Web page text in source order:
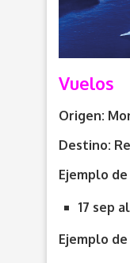
Vuelos
Origen:
Destino:
Ejemplo
17 sep
Ejemplo